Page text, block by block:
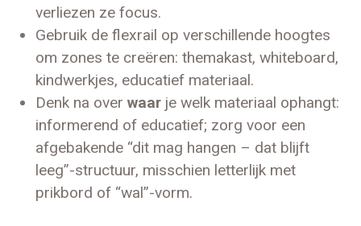
verliezen ze focus.
Gebruik de flexrail op verschillende hoogtes
om zones te creëren: themakast, whiteboard,
kindwerkjes, educatief materiaal.
Denk na over waar je welk materiaal ophangt:
informerend of educatief; zorg voor een
afgebakende “dit mag hangen – dat blijft
leeg”-structuur, misschien letterlijk met
prikbord of “wal”-vorm.